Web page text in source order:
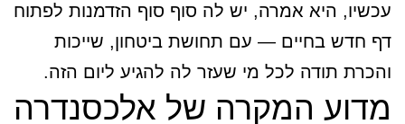
עכשיו, היא אמרה, יש לה סוף סוף הזדמנות לפתוח
דף חדש בחיים — עם תחושת ביטחון, שייכות
והכרת תודה לכל מי שעזר לה להגיע ליום הזה.
מדוע המקרה של אלכסנדרה